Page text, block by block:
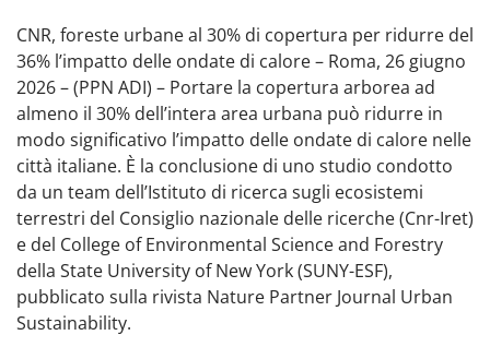
CNR, foreste urbane al 30% di copertura per ridurre del
36% l’impatto delle ondate di calore – Roma, 26 giugno
2026 – (PPN ADI) – Portare la copertura arborea ad
almeno il 30% dell’intera area urbana può ridurre in
modo significativo l’impatto delle ondate di calore nelle
città italiane. È la conclusione di uno studio condotto
da un team dell’Istituto di ricerca sugli ecosistemi
terrestri del Consiglio nazionale delle ricerche (Cnr-Iret)
e del College of Environmental Science and Forestry
della State University of New York (SUNY-ESF),
pubblicato sulla rivista Nature Partner Journal Urban
Sustainability.